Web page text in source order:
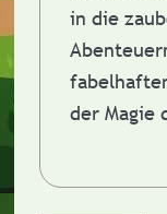
in die
der Magie